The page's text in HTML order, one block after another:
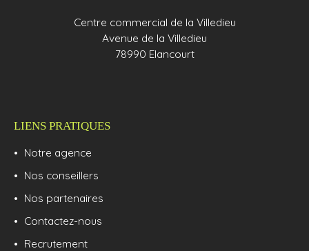
Centre commercial de la Villedieu
Avenue de la Villedieu
78990 Elancourt
LIENS PRATIQUES
Notre agence
Nos conseillers
Nos partenaires
Contactez-nous
Recrutement